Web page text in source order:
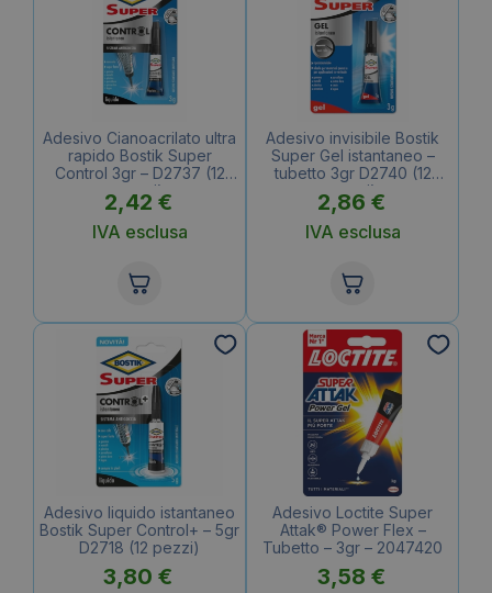
Adesivo Cianoacrilato ultra
rapido Bostik Super
Control 3gr – D2737 (12
pezzi)
2,42 €
IVA esclusa
Adesivo invisibile Bostik
Super Gel istantaneo –
tubetto 3gr D2740 (12
pezzi)
2,86 €
IVA esclusa
Adesivo liquido istantaneo
Bostik Super Control+ – 5gr
D2718 (12 pezzi)
3,80 €
Adesivo Loctite Super
Attak® Power Flex –
Tubetto – 3gr – 2047420
3,58 €